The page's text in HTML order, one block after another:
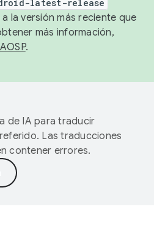
latest-release
la versión más reciente que
más información,
.
de IA para traducir
Las traducciones
contener errores.